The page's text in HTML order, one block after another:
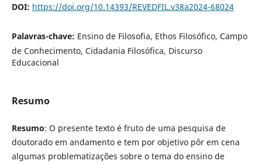
DOI: https://doi.org/10.14393/REVEDFIL.v38a2024-68024
Palavras-chave: Ensino de Filosofia, Ethos Filosófico, Campo
de Conhecimento, Cidadania Filosófica, Discurso
Educacional
Resumo
Resumo: O presente texto é fruto de uma pesquisa de
doutorado em andamento e tem por objetivo pôr em cena
algumas problematizações sobre o tema do ensino de